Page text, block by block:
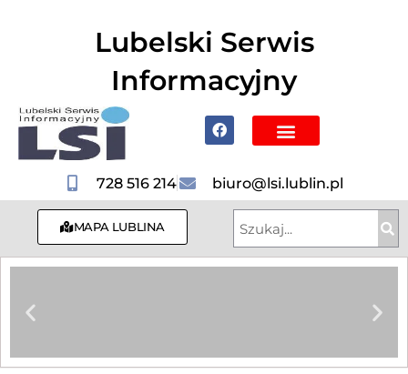
Lubelski Serwis
Informacyjny
728 516 214 biuro@lsi.lublin.pl
MAPA LUBLINA